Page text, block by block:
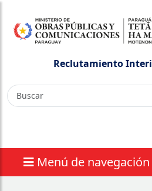
Reclutamiento
Menú de navegación